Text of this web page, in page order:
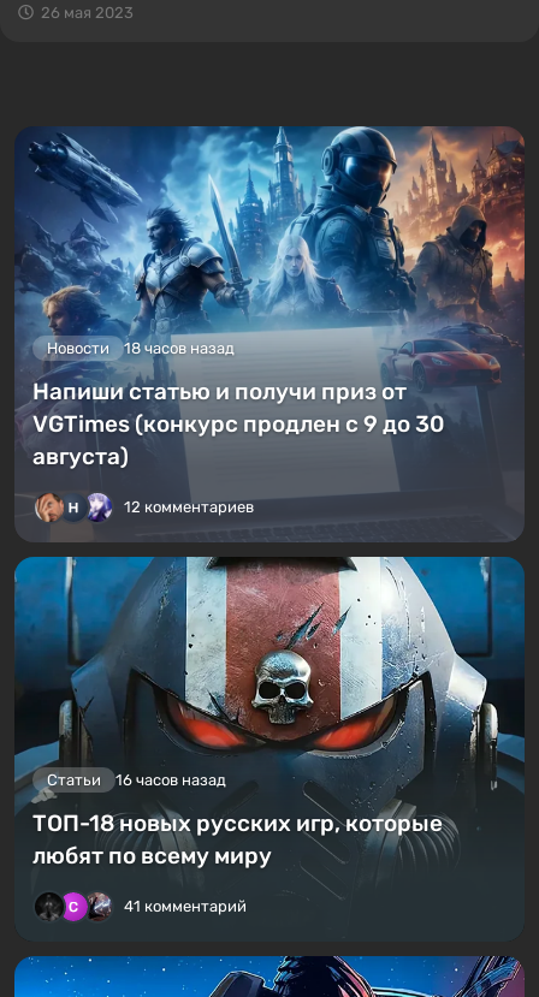
26 мая 2023
Новости 18 часов назад
Напиши статью и получи приз от
VGTimes (конкурс продлен с 9 до 30
августа)
12 комментариев
Статьи 16 часов назад
ТОП-18 новых русских игр, которые
любят по всему миру
41 комментарий